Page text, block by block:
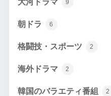
9
朝ドラ 6
格闘技・スポーツ 2
海外ドラマ 2
韓国のバラエティ番組 2